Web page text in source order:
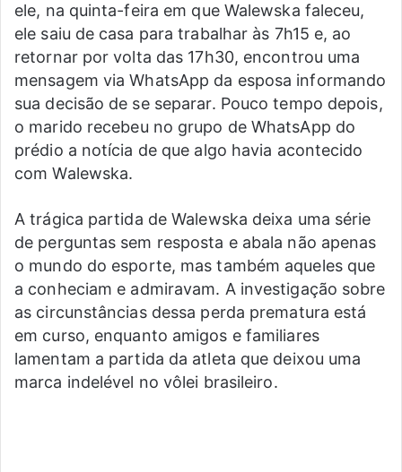
ele, na quinta-feira em que Walewska faleceu,
ele saiu de casa para trabalhar às 7h15 e, ao
retornar por volta das 17h30, encontrou uma
mensagem via WhatsApp da esposa informando
sua decisão de se separar. Pouco tempo depois,
o marido recebeu no grupo de WhatsApp do
prédio a notícia de que algo havia acontecido
com Walewska.
A trágica partida de Walewska deixa uma série
de perguntas sem resposta e abala não apenas
o mundo do esporte, mas também aqueles que
a conheciam e admiravam. A investigação sobre
as circunstâncias dessa perda prematura está
em curso, enquanto amigos e familiares
lamentam a partida da atleta que deixou uma
marca indelével no vôlei brasileiro.